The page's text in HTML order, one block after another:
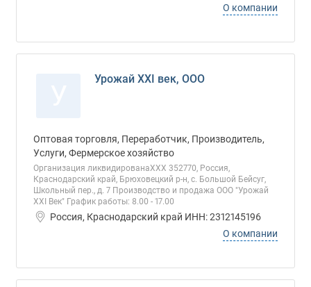
О компании
Урожай XXI век, ООО
Оптовая торговля, Переработчик, Производитель,
Услуги, Фермерское хозяйство
Организация ликвидированаХХХ 352770, Россия,
Краснодарский край, Брюховецкий р-н, с. Большой Бейсуг,
Школьный пер., д. 7 Производство и продажа ООО "Урожай
XXI Век" График работы: 8.00 - 17.00
Россия, Краснодарский край ИНН: 2312145196
О компании